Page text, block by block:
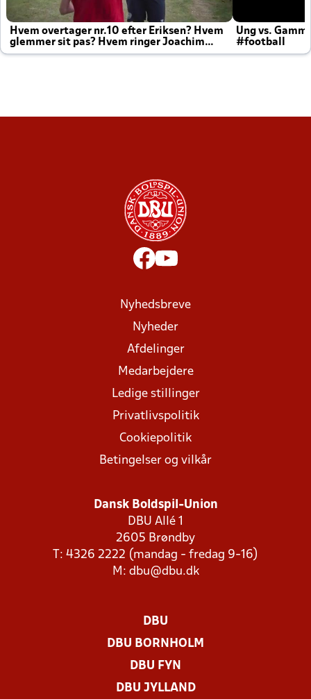
Hvem overtager nr.10 efter Eriksen? Hvem
glemmer sit pas? Hvem ringer Joachim
altid til efter kampe?
Ung vs.
#football
Nyhedsbreve
Nyheder
Afdelinger
Medarbejdere
Ledige stillinger
Privatlivspolitik
Cookiepolitik
Betingelser og vilkår
Dansk Boldspil-Union
DBU Allé 1
2605 Brøndby
T: 4326 2222 (mandag - fredag 9-16)
M: dbu@dbu.dk
DBU
DBU BORNHOLM
DBU FYN
DBU JYLLAND